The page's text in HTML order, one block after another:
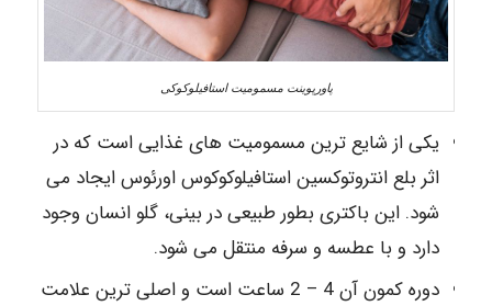
پاورپوینت مسمومیت استافیلوکوکی
یکی از شایع ترین مسمومیت های غذایی است که در
اثر بلع انتروتوکسین استافیلوکوکوس اورئوس ایجاد می
شود. این باکتری بطور طبیعی در بینی، گلو انسان وجود
دارد و با عطسه و سرفه منتقل می شود.
دوره کمون آن 4 – 2 ساعت است و اصلی ترین علامت